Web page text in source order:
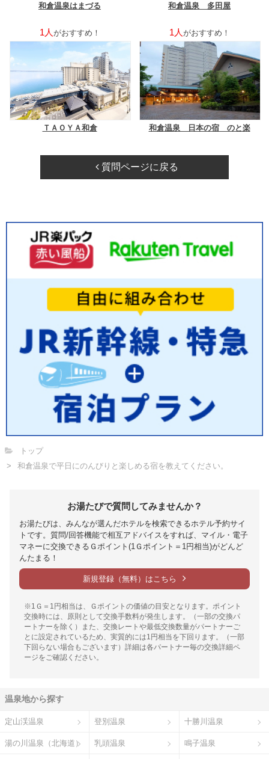
和倉温泉はまづる 和倉温泉 多田屋
1人 がおすすめ！
ＴＡＯＹＡ和倉
1人 がおすすめ！
和倉温泉 日本の宿 のと楽
質問ページに戻る
トップ
和倉温泉で平日にのんびりと楽しめる宿を教えてください。
お湯たびで質問してみませんか？
お湯たびは、みんなが選んだホテルを検索できるホテル予約サイ
トです。質問/回答機能で相互アドバイスをすれば、マイル・電子
マネーに交換できるＧポイント(1Ｇポイント＝1円相当)がどんど
んたまる！
新規登録（無料）はこちら
※1Ｇ＝1円相当は、Ｇポイントの価値の目安となります。ポイント
交換時には、原則として交換手数料が発生します。（一部の交換パ
ートナーを除く）また、交換レートや最低交換数量がパートナーご
とに設定されているため、実質的には1円相当を下回ります。（一部
下回らない場合もございます）詳細は各パートナー毎の交換詳細ペ
ージをご確認ください。
温泉地から探す
定山渓温泉 登別温泉 十勝川温泉
湯の川温泉（北海道） 乳頭温泉 鳴子温泉